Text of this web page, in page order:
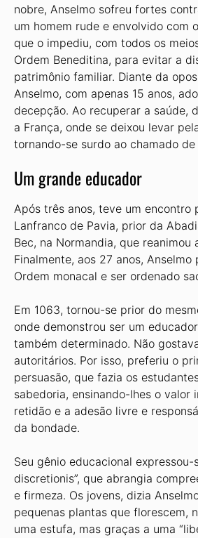
nobre, Anselmo sofreu fortes
um homem rude e envolvido com
que o impediu, com todos os
Ordem Beneditina, para evitar a
patrimônio familiar. Diante da
Anselmo, com apenas 15 anos,
decepção. Ao recuperar a saúde,
a França, onde se deixou levar
tornando-se surdo ao chamado de
Um grande educador
Após três anos, teve um encontro
Lanfranco de Pavia, prior da
Bec, na Normandia, que reanimou
Finalmente, aos 27 anos,
Ordem monacal e ser ordenado
Em 1063, tornou-se prior do
onde demonstrou ser um
também determinado. Não
autoritários. Por isso, preferiu o
persuasão, que fazia os
sabedoria, ensinando-lhes o valor
retidão e a adesão livre e
da bondade.
Seu gênio educacional expressou-
discretionis”, que abrangia
e firmeza. Os jovens, dizia
pequenas plantas que florescem,
uma estufa, mas graças a uma